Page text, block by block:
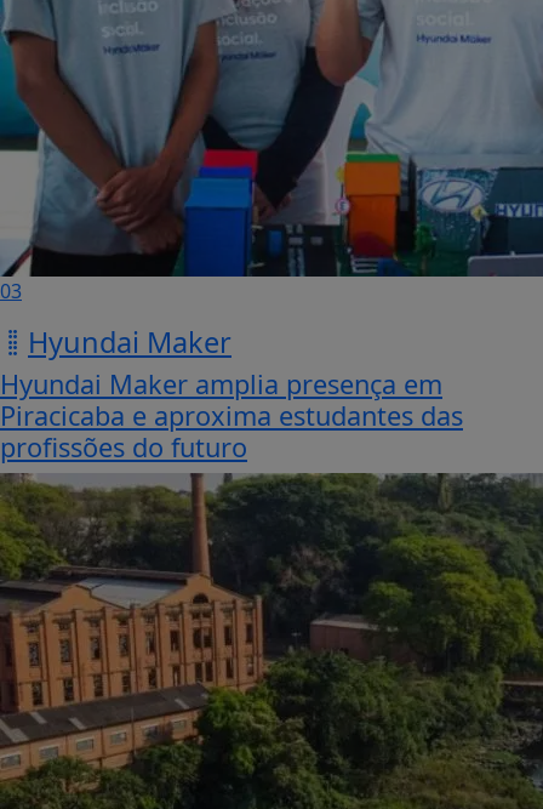
03
Hyundai Maker
Hyundai Maker amplia presença em
Piracicaba e aproxima estudantes das
profissões do futuro